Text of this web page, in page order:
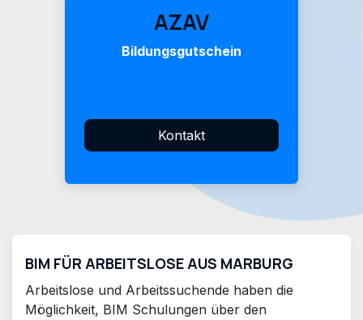
AZAV
Bildungsgutschein
Kontakt
BIM FÜR ARBEITSLOSE AUS MARBURG
Arbeitslose und Arbeitssuchende haben die
Möglichkeit, BIM Schulungen über den